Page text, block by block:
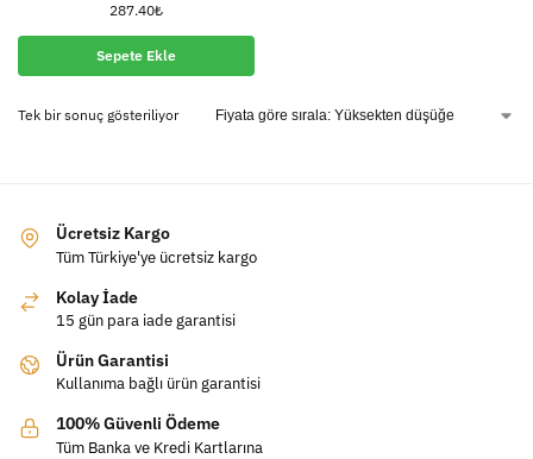
287.40₺
Sepete Ekle
Tek bir sonuç gösteriliyor
Ücretsiz Kargo
Tüm Türkiye'ye ücretsiz kargo
Kolay İade
15 gün para iade garantisi
Ürün Garantisi
Kullanıma bağlı ürün garantisi
100% Güvenli Ödeme
Tüm Banka ve Kredi Kartlarına